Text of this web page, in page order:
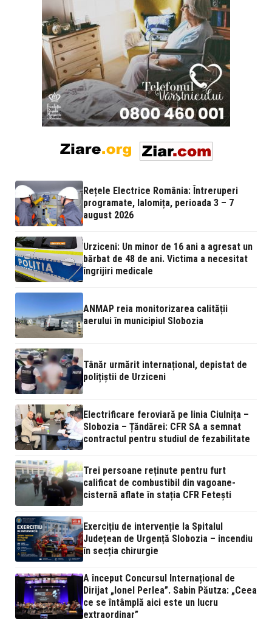
Rețele Electrice România: Întreruperi
programate, Ialomița, perioada 3 – 7
august 2026
Urziceni: Un minor de 16 ani a agresat un
bărbat de 48 de ani. Victima a necesitat
îngrijiri medicale
ANMAP reia monitorizarea calității
aerului în municipiul Slobozia
Tânăr urmărit internațional, depistat de
polițiștii de Urziceni
Electrificare feroviară pe linia Ciulnița –
Slobozia – Țăndărei: CFR SA a semnat
contractul pentru studiul de fezabilitate
Trei persoane reținute pentru furt
calificat de combustibil din vagoane-
cisternă aflate în stația CFR Fetești
Exercițiu de intervenție la Spitalul
Județean de Urgență Slobozia – incendiu
în secția chirurgie
A început Concursul Internațional de
Dirijat „Ionel Perlea”. Sabin Păutza: „Ceea
ce se întâmplă aici este un lucru
extraordinar”